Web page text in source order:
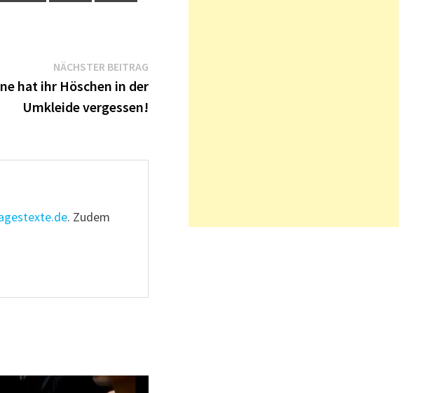
NÄCHSTER BEITRAGNächster
Beitrag:
hat ihr Höschen in der
Umkleide vergessen!
. Zudem